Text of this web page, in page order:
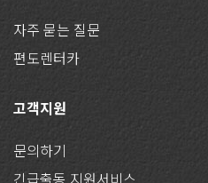
자주 묻는 질문
편도렌터카
고객지원
문의하기